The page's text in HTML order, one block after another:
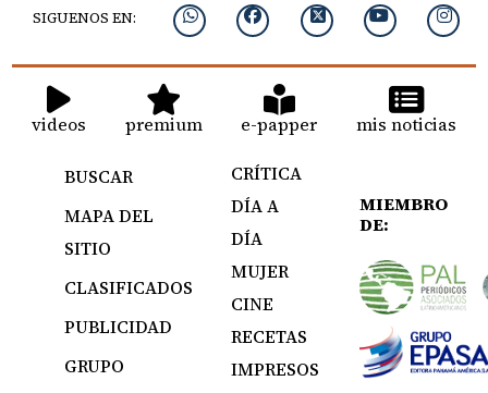
SIGUENOS EN:
videos premium e-papper mis noticias
BUSCAR
MAPA DEL
SITIO
CLASIFICADOS
PUBLICIDAD
GRUPO
CRÍTICA
DÍA A
DÍA
MUJER
CINE
RECETAS
IMPRESOS
MIEMBRO
DE: